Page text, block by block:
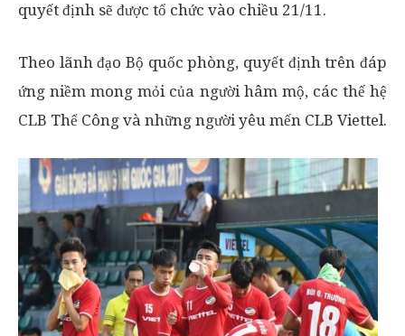
quyết định sẽ được tổ chức vào chiều 21/11.
Theo lãnh đạo Bộ quốc phòng, quyết định trên đáp
ứng niềm mong mỏi của người hâm mộ, các thế hệ
CLB Thể Công và những người yêu mến CLB Viettel.